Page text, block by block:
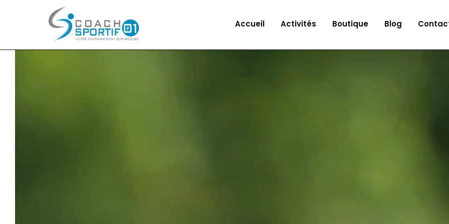
Accueil Activités Boutique Blog